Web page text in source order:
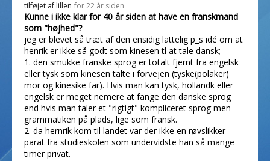
tilføjet af lillen for 22 år siden
Kunne i ikke klar for 40 år siden at have en franskmand
som "højhed"?
jeg er blevet så træt af den ensidig lattelig p_s idé om at
henrik er ikke så godt som kinesen tl at tale dansk;
1. den smukke franske sprog er totalt fjernt fra engelsk
eller tysk som kinesen talte i forvejen (tyske(polaker)
mor og kinesike far). Hvis man kan tysk, hollandk eller
engelsk er meget nemere at fange den danske sprog
end hvis man taler et "rigtigt" kompliceret sprog men
grammatiken på plads, lige som fransk.
2. da hernrik kom til landet var der ikke en røvslikker
parat fra studieskolen som undervidste han så mange
timer privat.